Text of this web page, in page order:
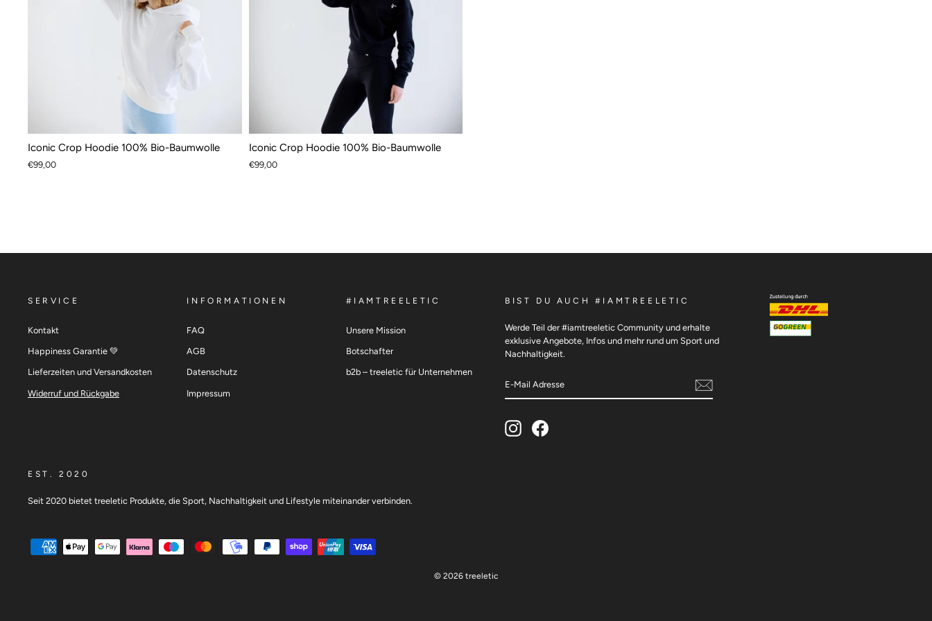
Iconic Crop Hoodie 100% Bio-Baumwolle
€99,00
Iconic Crop Hoodie 100% Bio-Baumwolle
€99,00
SERVICE
Kontakt
Happiness Garantie 💚
Lieferzeiten und Versandkosten
Widerruf und Rückgabe
INFORMATIONEN
FAQ
AGB
Datenschutz
Impressum
#IAMTREELETIC
Unsere Mission
Botschafter
b2b – treeletic für Unternehmen
BIST DU AUCH #IAMTREELETIC
Werde Teil der #iamtreeletic Community und erhalte
exklusive Angebote, Infos und mehr rund um Sport und
Nachhaltigkeit.
MAIL
ADRESSE
InstagramFacebook
EST. 2020
Seit 2020 bietet treeletic Produkte, die Sport, Nachhaltigkeit und Lifestyle miteinander verbinden.
© 2026 treeletic